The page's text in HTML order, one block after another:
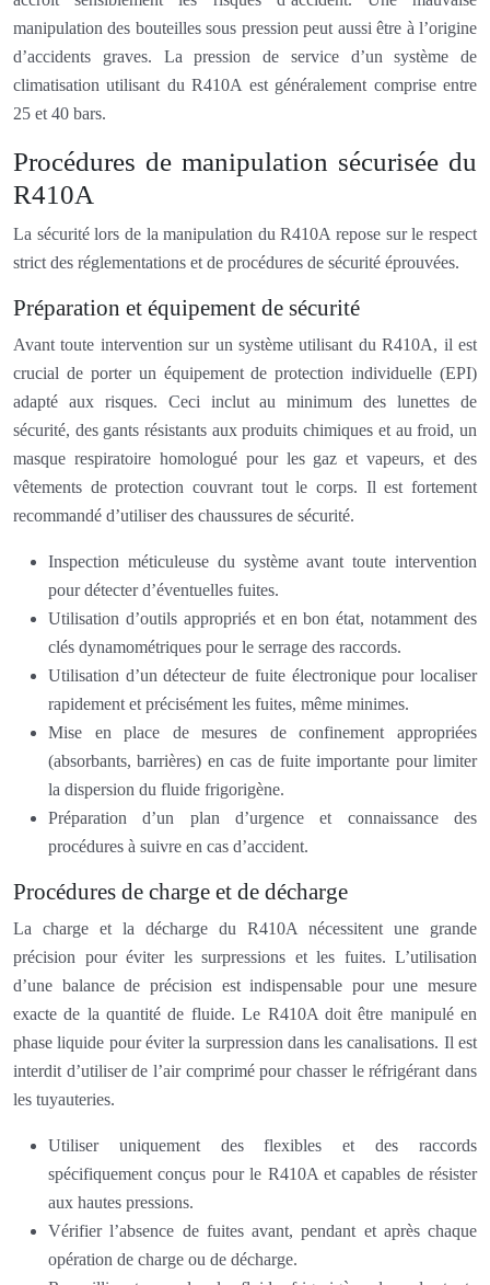
manipulation des bouteilles sous pression peut aussi être à l’origine
d’accidents graves. La pression de service d’un système de
climatisation utilisant du R410A est généralement comprise entre
25 et 40 bars.
Procédures de manipulation sécurisée du
R410A
La sécurité lors de la manipulation du R410A repose sur le respect
strict des réglementations et de procédures de sécurité éprouvées.
Préparation et équipement de sécurité
Avant toute intervention sur un système utilisant du R410A, il est
crucial de porter un équipement de protection individuelle (EPI)
adapté aux risques. Ceci inclut au minimum des lunettes de
sécurité, des gants résistants aux produits chimiques et au froid, un
masque respiratoire homologué pour les gaz et vapeurs, et des
vêtements de protection couvrant tout le corps. Il est fortement
recommandé d’utiliser des chaussures de sécurité.
Inspection méticuleuse du système avant toute intervention
pour détecter d’éventuelles fuites.
Utilisation d’outils appropriés et en bon état, notamment des
clés dynamométriques pour le serrage des raccords.
Utilisation d’un détecteur de fuite électronique pour localiser
rapidement et précisément les fuites, même minimes.
Mise en place de mesures de confinement appropriées
(absorbants, barrières) en cas de fuite importante pour limiter
la dispersion du fluide frigorigène.
Préparation d’un plan d’urgence et connaissance des
procédures à suivre en cas d’accident.
Procédures de charge et de décharge
La charge et la décharge du R410A nécessitent une grande
précision pour éviter les surpressions et les fuites. L’utilisation
d’une balance de précision est indispensable pour une mesure
exacte de la quantité de fluide. Le R410A doit être manipulé en
phase liquide pour éviter la surpression dans les canalisations. Il est
interdit d’utiliser de l’air comprimé pour chasser le réfrigérant dans
les tuyauteries.
Utiliser uniquement des flexibles et des raccords
spécifiquement conçus pour le R410A et capables de résister
aux hautes pressions.
Vérifier l’absence de fuites avant, pendant et après chaque
opération de charge ou de décharge.